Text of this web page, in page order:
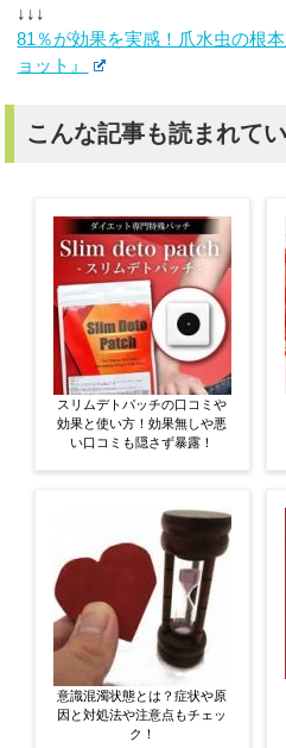
↓↓↓
81％が効果を実感！爪水虫の根
ョット』
こんな記事も読まれて
スリムデトパッチの口コミや
効果と使い方！効果無しや悪
い口コミも隠さず暴露！
意識混濁状態とは？症状や原
因と対処法や注意点もチェッ
ク！